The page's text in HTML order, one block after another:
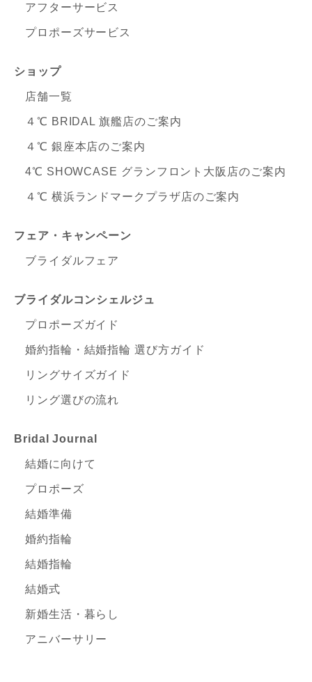
アフターサービス
プロポーズサービス
ショップ
店舗一覧
４℃ BRIDAL 旗艦店のご案内
４℃ 銀座本店のご案内
4℃ SHOWCASE グランフロント大阪店のご案内
４℃ 横浜ランドマークプラザ店のご案内
フェア・キャンペーン
ブライダルフェア
ブライダルコンシェルジュ
プロポーズガイド
婚約指輪・結婚指輪 選び方ガイド
リングサイズガイド
リング選びの流れ
Bridal Journal
結婚に向けて
プロポーズ
結婚準備
婚約指輪
結婚指輪
結婚式
新婚生活・暮らし
アニバーサリー